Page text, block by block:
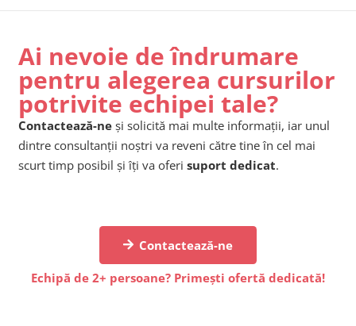
Ai nevoie de îndrumare
pentru alegerea cursurilor
potrivite echipei tale?
Contactează-ne și solicită mai multe informații, iar unul
dintre consultanții noștri va reveni către tine în cel mai
scurt timp posibil și îți va oferi suport dedicat.
Contactează-ne
Echipă de 2+ persoane? Primești ofertă dedicată!